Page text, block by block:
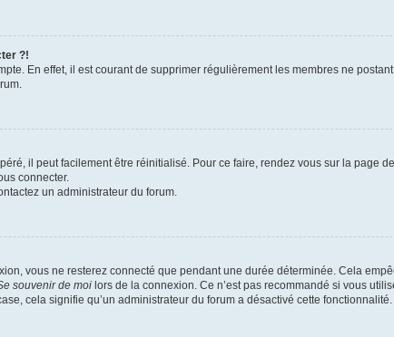
?!
En effet, il est courant de supprimer régulièrement les membres ne
il peut facilement être réinitialisé. Pour ce faire, rendez vous sur la page
connecter.
un administrateur du forum.
vous ne resterez connecté que pendant une durée déterminée. Cela
souvenir de moi lors de la connexion. Ce n’est pas recommandé si vous
cela signifie qu’un administrateur du forum a désactivé cette fonctionnalité.